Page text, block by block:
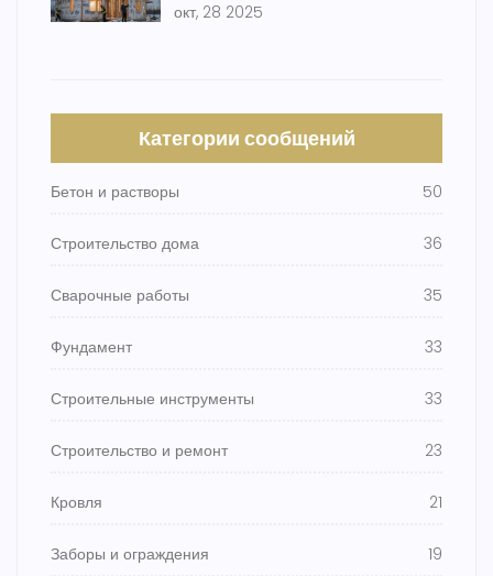
окт, 28 2025
Категории сообщений
Бетон и растворы 50
Строительство дома 36
Сварочные работы 35
Фундамент 33
Строительные инструменты 33
Строительство и ремонт 23
Кровля 21
Заборы и ограждения 19